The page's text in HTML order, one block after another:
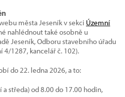
města Jeseník v sekci Územní
nahlédnout také osobně u
Jeseník, Odboru stavebního úřadu
4/1287, kancelář č. 102).
do 22. ledna 2026, a to:
středa) od 8.00 do 17.00 hodin,